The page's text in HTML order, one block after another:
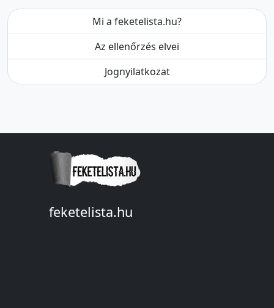
Mi a feketelista.hu?
Az ellenőrzés elvei
Jognyilatkozat
feketelista.hu